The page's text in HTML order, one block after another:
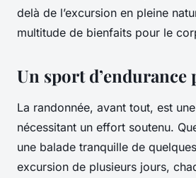
delà de l’excursion en pleine
multitude de bienfaits pour le
Un sport d’endurance
La randonnée, avant tout, est
nécessitant un effort soutenu.
une balade tranquille de
excursion de plusieurs jours,